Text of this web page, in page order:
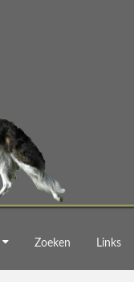
Zoeken Links